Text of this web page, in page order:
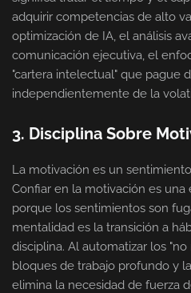
adquirir competencias de alto
optimización de IA, el análisis
comunicación ejecutiva, el
"cartera intelectual" que pague
independientemente de la
3. Disciplina Sobre
La motivación es un
Confiar en la motivación es
porque los sentimientos son
mentalidad es la transición a
disciplina. Al automatizar los
bloques de trabajo profundo y
elimina la necesidad de fuerza